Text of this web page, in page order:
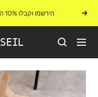
לתוכןהקודם הירשמו וקבלו 10% הנחה על הקנייה הראשונה שלכם
ניווט